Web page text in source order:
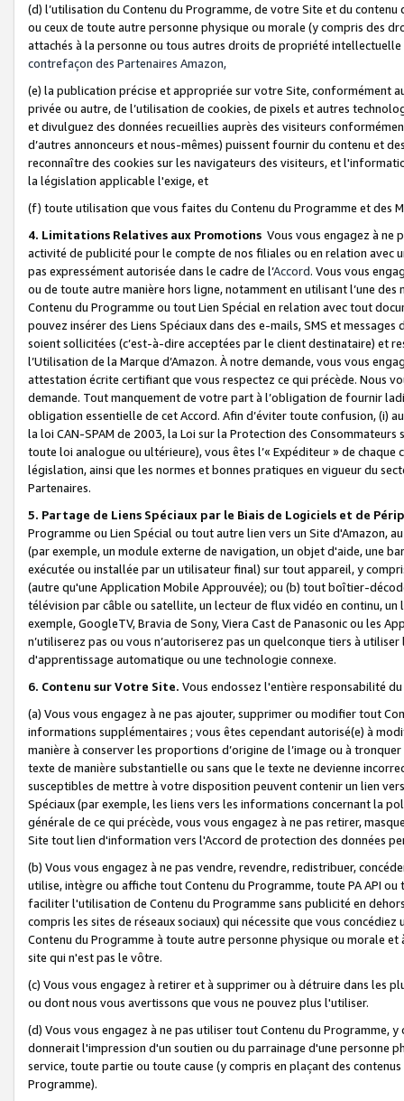
(d) l’utilisation du Contenu du Programme, de votre Site et du
ou ceux de toute autre personne physique ou morale (y compris des
attachés à la personne ou tous autres droits de propriété
contrefaçon des Partenaires Amazon,
(e) la publication précise et appropriée sur votre Site, conformément
privée ou autre, de l’utilisation de cookies, de pixels et autres
et divulguez des données recueillies auprès des visiteurs
d’autres annonceurs et nous-mêmes) puissent fournir du contenu et
reconnaître des cookies sur les navigateurs des visiteurs, et
la législation applicable l'exige, et
(f) toute utilisation que vous faites du Contenu du Programme et des
4. Limitations Relatives aux Promotions Vous vous engagez à ne
activité de publicité pour le compte de nos filiales ou en relation avec
pas expressément autorisée dans le cadre de l’Accord. Vous vous
ou de toute autre manière hors ligne, notamment en utilisant l’une
Contenu du Programme ou tout Lien Spécial en relation avec tout
pouvez insérer des Liens Spéciaux dans des e-mails, SMS et
soient sollicitées (c’est-à-dire acceptées par le client destinataire) et
l’Utilisation de la Marque d’Amazon. À notre demande, vous vous
attestation écrite certifiant que vous respectez ce qui précède. Nous
demande. Tout manquement de votre part à l’obligation de fournir
obligation essentielle de cet Accord. Afin d’éviter toute confusion, (i)
la loi CAN-SPAM de 2003, la Loi sur la Protection des
toute loi analogue ou ultérieure), vous êtes l’« Expéditeur » de
législation, ainsi que les normes et bonnes pratiques en vigueur du
Partenaires.
5. Partage de Liens Spéciaux par le Biais de Logiciels et de
Programme ou Lien Spécial ou tout autre lien vers un Site d'Amazon,
(par exemple, un module externe de navigation, un objet d'aide, une
exécutée ou installée par un utilisateur final) sur tout appareil, y
(autre qu'une Application Mobile Approuvée); ou (b) tout boîtier-
télévision par câble ou satellite, un lecteur de flux vidéo en continu,
exemple, GoogleTV, Bravia de Sony, Viera Cast de Panasonic ou les
n’utiliserez pas ou vous n’autoriserez pas un quelconque tiers à
d'apprentissage automatique ou une technologie connexe.
6. Contenu sur Votre Site. Vous endossez l'entière responsabilité
(a) Vous vous engagez à ne pas ajouter, supprimer ou modifier tout
informations supplémentaires ; vous êtes cependant autorisé(e) à
manière à conserver les proportions d’origine de l’image ou à
texte de manière substantielle ou sans que le texte ne devienne
susceptibles de mettre à votre disposition peuvent contenir un lien
Spéciaux (par exemple, les liens vers les informations concernant la
générale de ce qui précède, vous vous engagez à ne pas retirer,
Site tout lien d'information vers l'Accord de protection des données
(b) Vous vous engagez à ne pas vendre, revendre, redistribuer,
utilise, intègre ou affiche tout Contenu du Programme, toute PA API
faciliter l'utilisation de Contenu du Programme sans publicité en
compris les sites de réseaux sociaux) qui nécessite que vous
Contenu du Programme à toute autre personne physique ou morale
site qui n'est pas le vôtre.
(c) Vous vous engagez à retirer et à supprimer ou à détruire dans les
ou dont nous vous avertissons que vous ne pouvez plus l'utiliser.
(d) Vous vous engagez à ne pas utiliser tout Contenu du Programme,
donnerait l'impression d'un soutien ou du parrainage d'une personne
service, toute partie ou toute cause (y compris en plaçant des
Programme).